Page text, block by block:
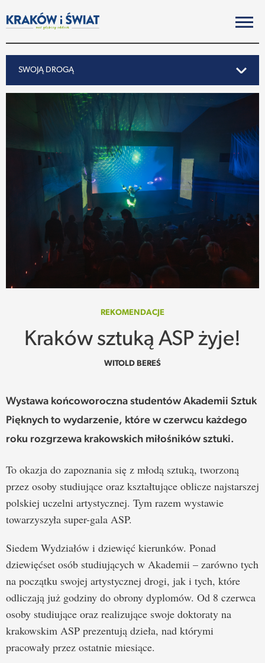
SWOJĄ DROGĄ
SWOJĄ DROGĄ
PO KRAKOSKU
MIASTO
SUBIEKTYWNIE
REKOMENDACJE
SŁOWO
FELIETONY
PODCAST
REKOMENDACJE
Kraków sztuką ASP żyje!
WITOLD BEREŚ
Wystawa końcoworoczna studentów Akademii Sztuk
Pięknych to wydarzenie, które w czerwcu każdego
roku rozgrzewa krakowskich miłośników sztuki.
To okazja do zapoznania się z młodą sztuką, tworzoną
przez osoby studiujące oraz kształtujące oblicze najstarszej
polskiej uczelni artystycznej. Tym razem wystawie
towarzyszyła super-gala ASP.
Siedem Wydziałów i dziewięć kierunków. Ponad
dziewięćset osób studiujących w Akademii – zarówno tych
na początku swojej artystycznej drogi, jak i tych, które
odliczają już godziny do obrony dyplomów. Od 8 czerwca
osoby studiujące oraz realizujące swoje doktoraty na
krakowskim ASP prezentują dzieła, nad którymi
pracowały przez ostatnie miesiące.